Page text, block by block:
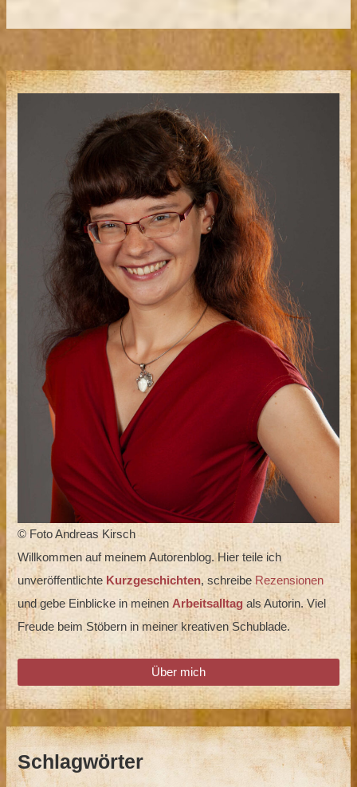
© Foto Andreas Kirsch
Willkommen auf meinem Autorenblog. Hier teile ich
unveröffentlichte Kurzgeschichten, schreibe Rezensionen
und gebe Einblicke in meinenArbeitsalltag als Autorin. Viel
Freude beim Stöbern in meiner kreativen Schublade.
Über mich
Schlagwörter